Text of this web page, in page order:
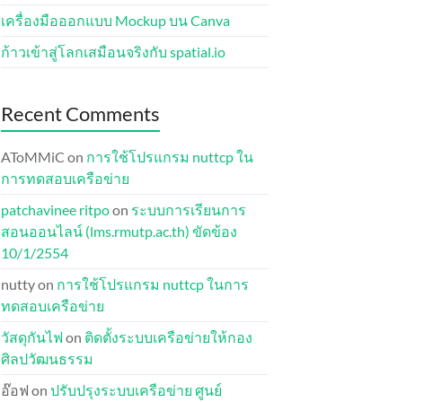
เครื่องมือออกแบบ Mockup บน Canva
ก้าวเข้าสู่โลกเสมือนจริงกับ spatial.io
Recent Comments
AToMMiC on การใช้โปรแกรม nuttcp ใน
การทดสอบเครือข่าย
patchavinee ritpoon ระบบการเรียนการ
สอนออนไลน์ (lms.rmutp.ac.th) ขัดข้อง
10/1/2554
nuttyon การใช้โปรแกรม nuttcp ในการ
ทดสอบเครือข่าย
วัสดุกันไฟ on ติดตั้งระบบเครือข่ายให้กอง
ศิลปวัฒนธรรม
อ๊อฟ on ปรับปรุงระบบเครือข่าย ศูนย์